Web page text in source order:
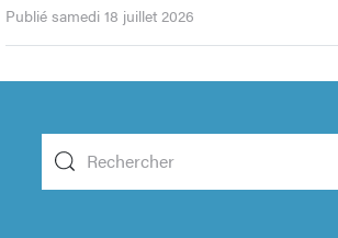
Publié samedi 18 juillet 2026